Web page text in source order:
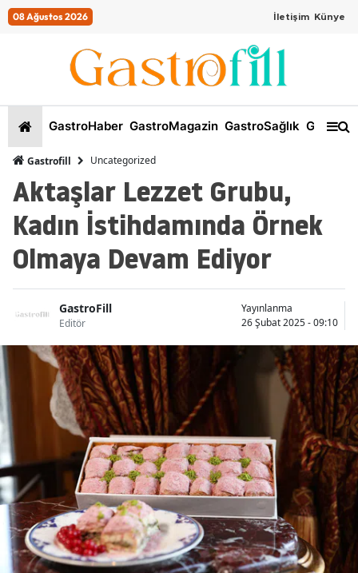
08 Ağustos 2026 İletişim Künye
GastroHaber GastroMagazin GastroSağlık
Gastrofill Uncategorized
Aktaşlar Lezzet Grubu,
Kadın İstihdamında Örnek
Olmaya Devam Ediyor
GastroFill
Editör
Yayınlanma
26 Şubat 2025 - 09:10